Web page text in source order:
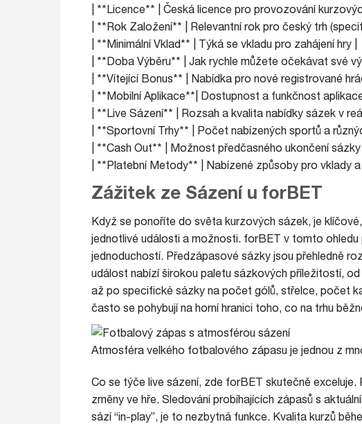
| **Licence** | Česká licence pro provozování
| **Rok Založení** | Relevantní rok pro český trh
| **Minimální Vklad** | Týká se vkladu pro zahájení hry |
| **Doba Výběru** | Jak rychle můžete očekávat své
| **Vítející Bonus** | Nabídka pro nové registrované
| **Mobilní Aplikace**| Dostupnost a funkčnost
| **Live Sázení** | Rozsah a kvalita nabídky sázek v
| **Sportovní Trhy** | Počet nabízených sportů a
| **Cash Out** | Možnost předčasného ukončení sázky |
| **Platební Metody** | Nabízené způsoby pro vklady
Zážitek ze Sázení u forBET
Když se ponoříte do světa kurzových sázek, je
jednotlivé události a možnosti. forBET v tomto
jednoduchostí. Předzápasové sázky jsou přehledně
událost nabízí širokou paletu sázkových příležitostí,
až po specifické sázky na počet gólů, střelce, počet
často se pohybují na horní hranici toho, co na trhu
Atmosféra velkého fotbalového zápasu je jednou z
Co se týče live sázení, zde forBET skutečně exceluje.
změny ve hře. Sledování probíhajících zápasů s
sází “in-play”, je to nezbytná funkce. Kvalita kurzů